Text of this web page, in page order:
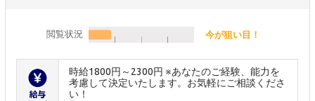
閲覧状況 今が狙い目！
時給1800円～2300円 ※あなたのご経験、能力を
考慮して決定いたします。お気軽にご相談くださ
い！